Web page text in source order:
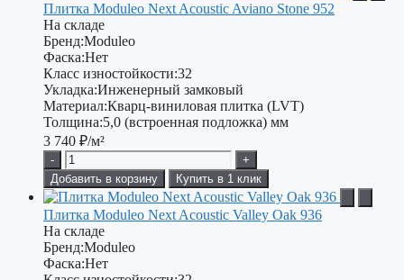
Плитка Moduleo Next Acoustic Aviano Stone 952
На складе
Бренд:Moduleo
Фаска:Нет
Класс изностойкости:32
Укладка:Инженерный замковый
Материал:Кварц-виниловая плитка (LVT)
Толщина:5,0 (встроенная подложка) мм
3 740 ₽/м²
-
+
Добавить в корзину
Купить в 1 клик
Плитка Moduleo Next Acoustic Valley Oak 936
На складе
Бренд:Moduleo
Фаска:Нет